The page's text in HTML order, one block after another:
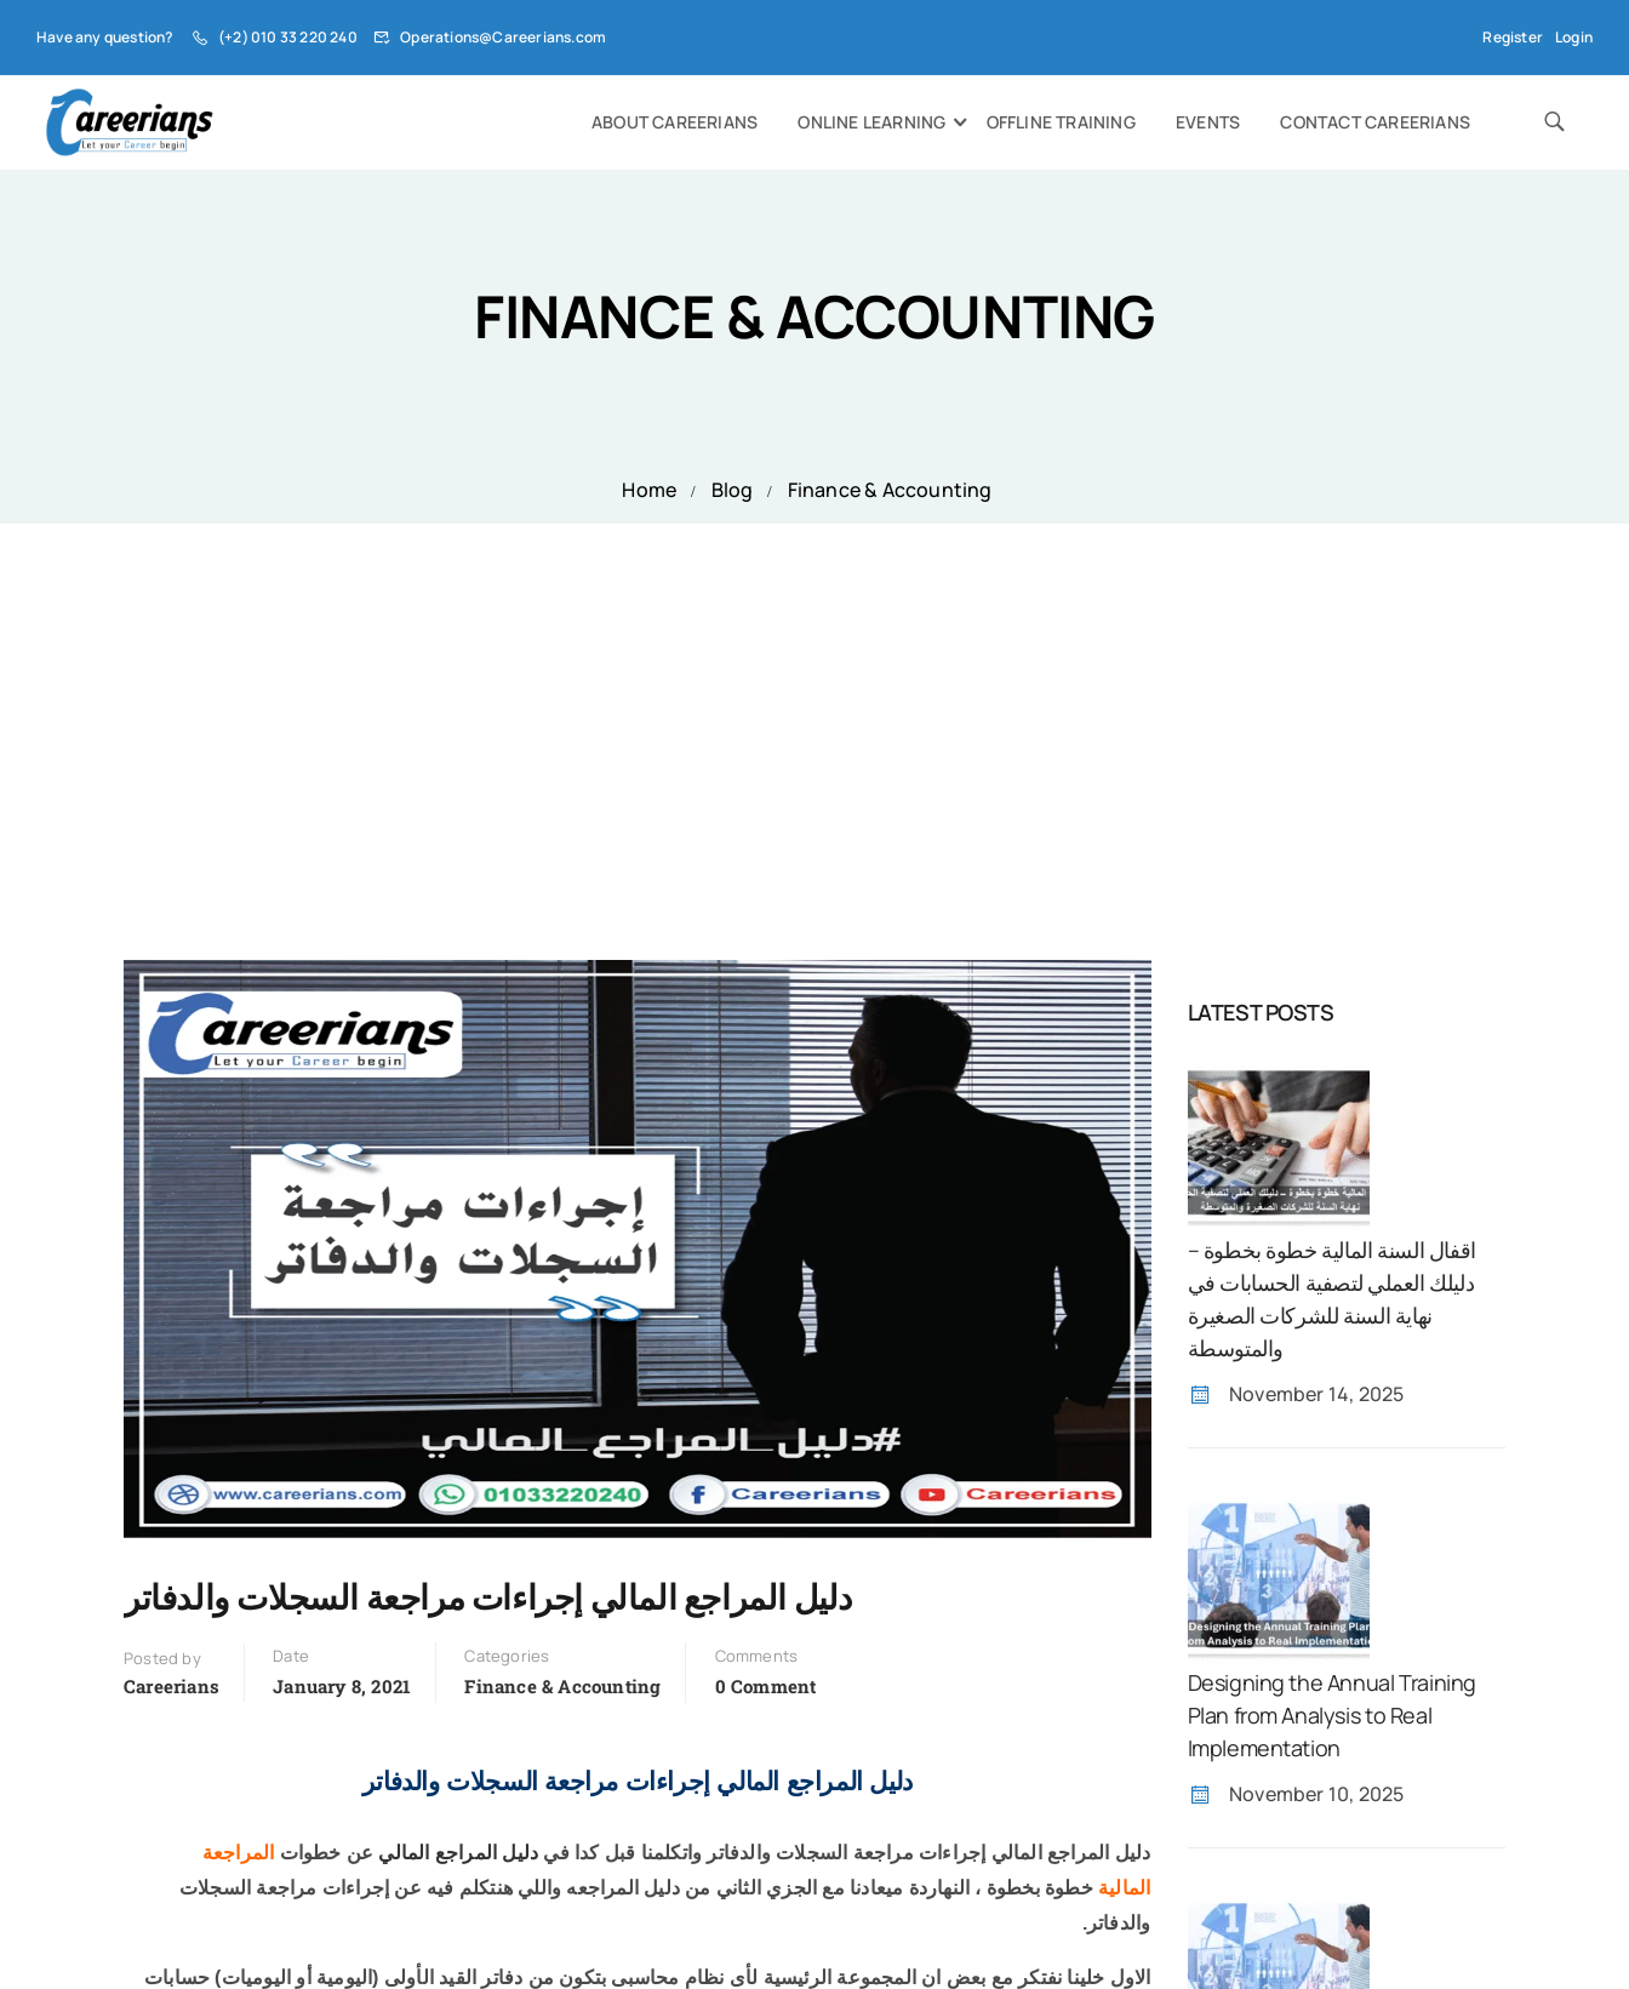
Have any question? (+2) 010 33 220 240 Operations@Careerians.com Register Login
ABOUT CAREERIANS ONLINE LEARNING OFFLINE TRAINING EVENTS CONTACT CAREERIANS
FINANCE & ACCOUNTING
Home Blog Finance & Accounting
دليل المراجع المالي إجراءات مراجعة السجلات والدفاتر
Posted by
Careerians
Date
January 8, 2021
Categories
Finance & Accounting
Comments
0 Comment
دليل المراجع المالي إجراءات مراجعة السجلات والدفاتر
دليل المراجع المالي إجراءات مراجعة السجلات والدفاتر و اتكلمنا قبل كدا في دليل المراجع المالي عن خطوات
المراجعة
المالية خطوة بخطوة ، النهاردة ميعادنا مع الجزي الثاني من دليل المراجعه واللي هنتكلم فيه عن إجراءات مراجعة السجلات
والدفاتر.
الاول خلينا نفتكر مع بعض ان المجموعة الرئيسية لأى نظام محاسبى بتكون من دفاتر القيد الأولى (اليومية أو اليوميات) حسابات
LATEST POSTS
اقفال السنة المالية خطوة بخطوة –
دليلك العملي لتصفية الحسابات في
نهاية السنة للشركات الصغيرة
والمتوسطة
November 14, 2025
Designing the Annual Training
Plan from Analysis to Real
Implementation
November 10, 2025